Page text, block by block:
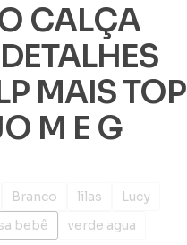
CALÇA
MAIS TOP
M E G
Branco lilas
Lucy
bebê
verde agua